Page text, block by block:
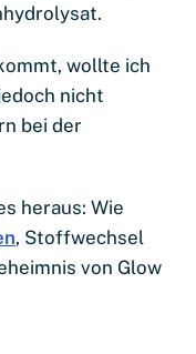
wollte ich
nicht
bei der
heraus: Wie
, Stoffwechsel
von Glow